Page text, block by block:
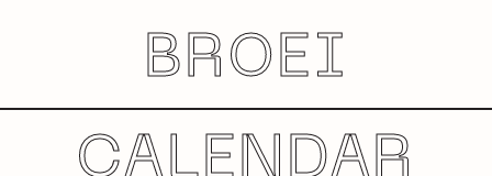
BROEI
CALENDAR